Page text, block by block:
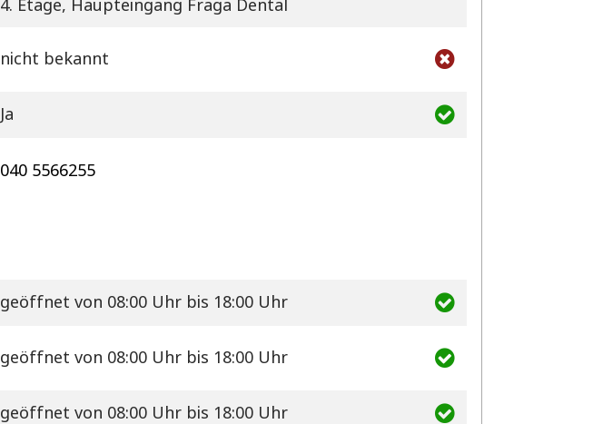
nicht bekannt
Ja
040 5566255
geöffnet von 08:00 Uhr bis 18:00 Uhr
geöffnet von 08:00 Uhr bis 18:00 Uhr
geöffnet von 08:00 Uhr bis 18:00 Uhr